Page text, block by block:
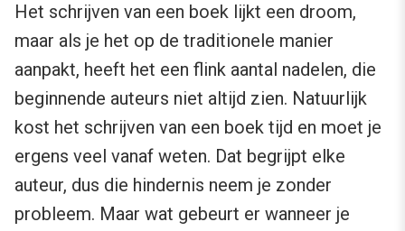
Het schrijven van een boek lijkt een droom,
maar als je het op de traditionele manier
aanpakt, heeft het een flink aantal nadelen, die
beginnende auteurs niet altijd zien. Natuurlijk
kost het schrijven van een boek tijd en moet je
ergens veel vanaf weten. Dat begrijpt elke
auteur, dus die hindernis neem je zonder
probleem. Maar wat gebeurt er wanneer je